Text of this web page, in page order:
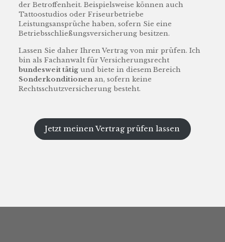
der Betroffenheit. Beispielsweise können auch
Tattoostudios oder Friseurbetriebe
Leistungsansprüche haben, sofern Sie eine
Betriebsschließungsversicherung besitzen.
Lassen Sie daher Ihren Vertrag von mir prüfen. Ich
bin als Fachanwalt für Versicherungsrecht
bundesweit tätigund biete in diesem Bereich
Sonderkonditionenan, sofern keine
Rechtsschutzversicherung besteht.
Jetzt meinen Vertrag prüfen lassen